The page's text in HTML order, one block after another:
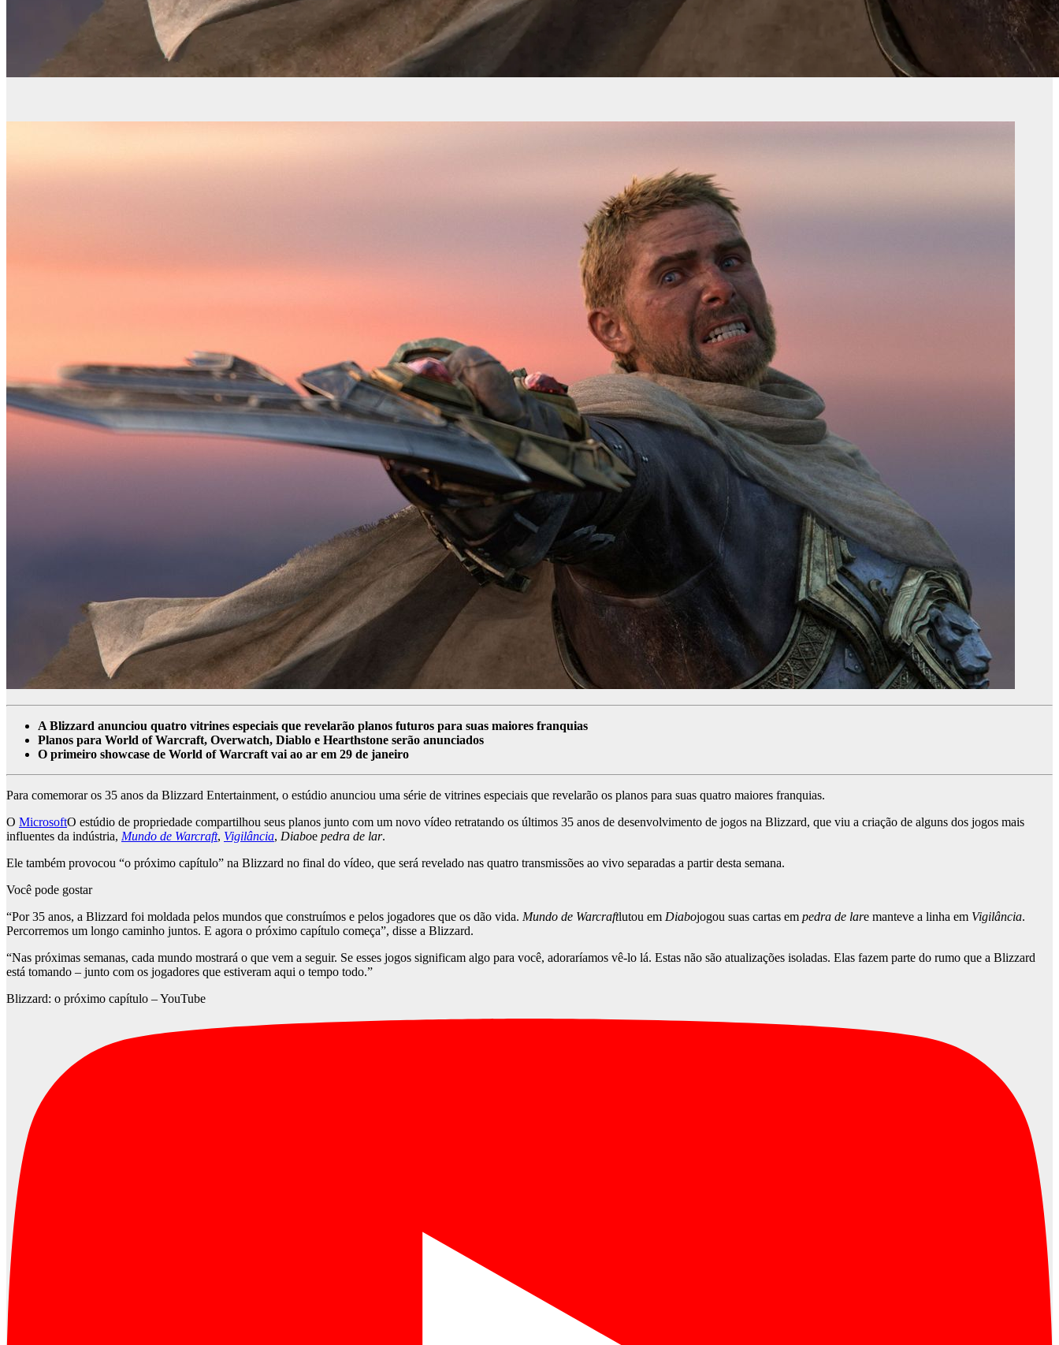
A Blizzard anunciou quatro vitrines especiais que revelarão planos futuros para suas maiores franquias
Planos para World of Warcraft, Overwatch, Diablo e Hearthstone serão anunciados
O primeiro showcase de World of Warcraft vai ao ar em 29 de janeiro
Para comemorar os 35 anos da Blizzard Entertainment, o estúdio anunciou uma série de vitrines especiais que revelarão os planos para suas quatro maiores franquias.
O MicrosoftO estúdio de propriedade compartilhou seus planos junto com um novo vídeo retratando os últimos 35 anos de desenvolvimento de jogos na Blizzard, que viu a criação de alguns dos jogos mais
influentes da indústria, Mundo de Warcraft, Vigilância, Diaboe pedra de lar.
Ele também provocou “o próximo capítulo” na Blizzard no final do vídeo, que será revelado nas quatro transmissões ao vivo separadas a partir desta semana.
Você pode gostar
“Por 35 anos, a Blizzard foi moldada pelos mundos que construímos e pelos jogadores que os dão vida. Mundo de Warcraftlutou em Diabojogou suas cartas em pedra de lare manteve a linha em Vigilância.
Percorremos um longo caminho juntos. E agora o próximo capítulo começa”, disse a Blizzard.
“Nas próximas semanas, cada mundo mostrará o que vem a seguir. Se esses jogos significam algo para você, adoraríamos vê-lo lá. Estas não são atualizações isoladas. Elas fazem parte do rumo que a Blizzard
está tomando – junto com os jogadores que estiveram aqui o tempo todo.”
Blizzard: o próximo capítulo – YouTube